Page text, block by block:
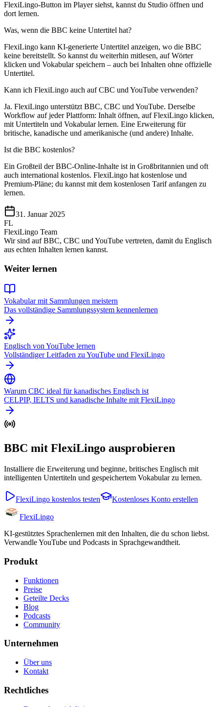
FlexiLingo-Button im Player siehst, kannst du Studio öffnen und
dort lernen.
Was, wenn die BBC keine Untertitel hat?
FlexiLingo kann KI-generierte Untertitel anzeigen, wo die BBC
keine bereitstellt. So kannst du weiterhin mitlesen, auf Wörter
klicken und Vokabular speichern – auch bei Inhalten ohne offizielle
Untertitel.
Kann ich FlexiLingo auch auf CBC und YouTube verwenden?
Ja. FlexiLingo unterstützt BBC, CBC und YouTube. Derselbe
Workflow auf jeder Plattform: Inhalt öffnen, auf FlexiLingo klicken,
mit Untertiteln und Vokabular lernen. Eine Erweiterung für
britische, kanadische und amerikanische (und andere) Inhalte.
Ist die BBC kostenlos?
Ein Großteil der BBC-Online-Inhalte ist in Großbritannien und oft
auch international kostenlos. FlexiLingo hat kostenlose und
Premium-Pläne; du kannst mit dem kostenlosen Tarif anfangen zu
lernen.
31. Januar 2025
FL
FlexiLingo Team
Wir sind auf BBC, CBC und YouTube vertreten, damit du Englisch
aus echten Inhalten lernen kannst.
Weiter lernen
Vokabular mit Sammlungen meistern
Das vollständige Sammlungssystem kennenlernen
Englisch von YouTube lernen
Vollständiger Leitfaden zu YouTube und FlexiLingo
Warum CBC ideal für kanadisches Englisch ist
CELPIP, IELTS und kanadische Inhalte mit FlexiLingo
BBC mit FlexiLingo ausprobieren
Installiere die Erweiterung und beginne, britisches Englisch mit
intelligenten Untertiteln und gespeichertem Vokabular zu lernen.
FlexiLingo kostenlos testen Kostenloses Konto erstellen
FlexiLingo
KI-gestütztes Sprachenlernen mit den Inhalten, die du schon liebst.
Verwandle YouTube und Podcasts in Sprachgewandtheit.
Produkt
Funktionen
Preise
Geteilte Decks
Blog
Podcasts
Community
Unternehmen
Über uns
Kontakt
Rechtliches